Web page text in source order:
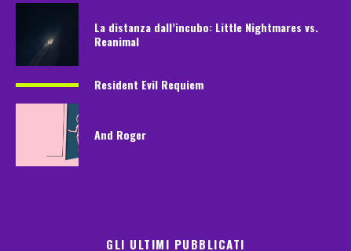
La distanza dall’incubo: Little Nightmares vs.
Reanimal
Resident Evil Requiem
And Roger
GLI ULTIMI PUBBLICATI